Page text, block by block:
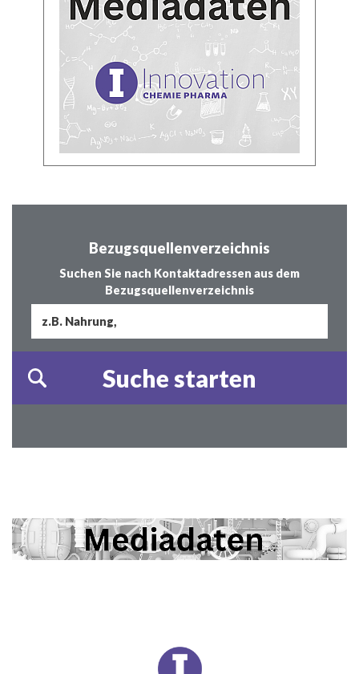
Bezugsquellenverzeichnis
Suchen Sie nach Kontaktadressen aus dem
Bezugsquellenverzeichnis